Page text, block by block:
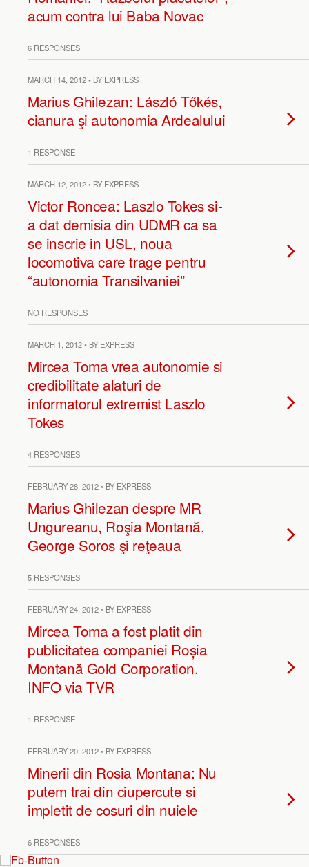
acum contra lui Baba Novac
6 RESPONSES
MARCH 14, 2012 • BY EXPRESS
Marius Ghilezan: László Tőkés,
cianura şi autonomia Ardealului
1 RESPONSE
MARCH 12, 2012 • BY EXPRESS
Victor Roncea: Laszlo Tokes si-
a dat demisia din UDMR ca sa
se inscrie in USL, noua
locomotiva care trage pentru
“autonomia Transilvaniei”
NO RESPONSES
MARCH 1, 2012 • BY EXPRESS
Mircea Toma vrea autonomie si
credibilitate alaturi de
informatorul extremist Laszlo
Tokes
4 RESPONSES
FEBRUARY 28, 2012 • BY EXPRESS
Marius Ghilezan despre MR
Ungureanu, Roşia Montană,
George Soros şi reţeaua
5 RESPONSES
FEBRUARY 24, 2012 • BY EXPRESS
Mircea Toma a fost platit din
publicitatea companiei Roșia
Montană Gold Corporation.
INFO via TVR
1 RESPONSE
FEBRUARY 20, 2012 • BY EXPRESS
Minerii din Rosia Montana: Nu
putem trai din ciupercute si
impletit de cosuri din nuiele
6 RESPONSES